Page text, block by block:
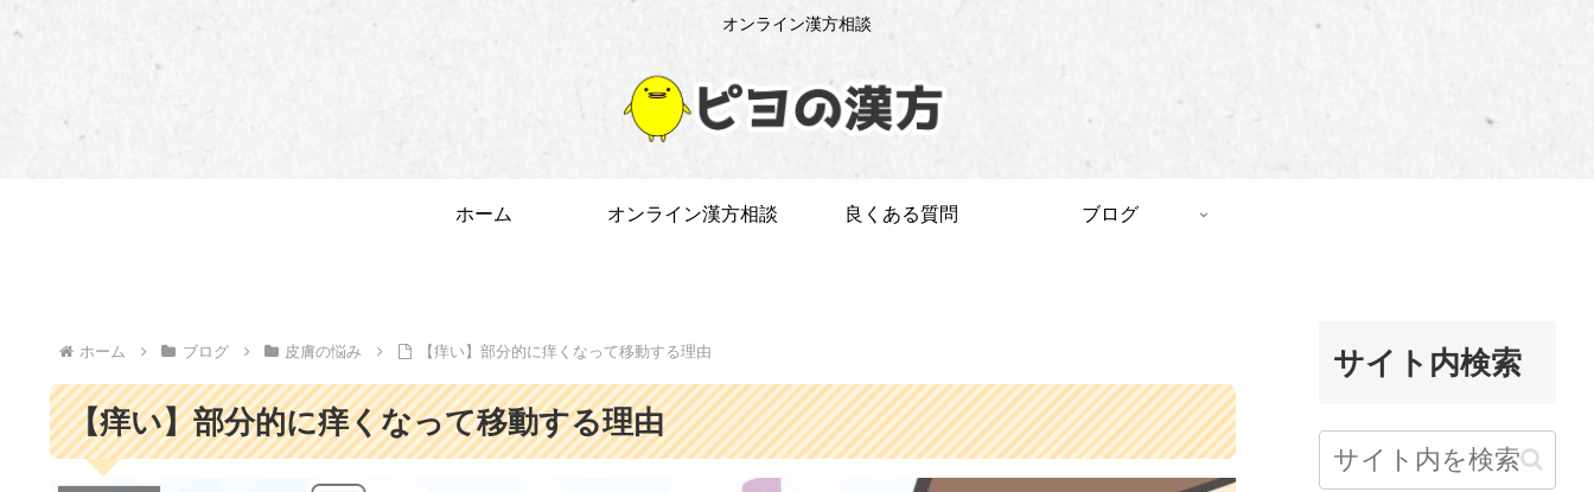
オンライン漢方相談
ホーム オンライン漢方相談 良くある質問 ブログ
ホーム ブログ 皮膚の悩み 【痒い】部分的に痒くなって移動する理由
【痒い】部分的に痒くなって移動する理由
サイト内検索